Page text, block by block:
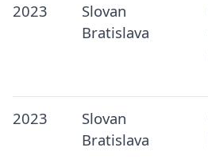
2023
Slovan
Bratislava
2023
Slovan
Bratislava